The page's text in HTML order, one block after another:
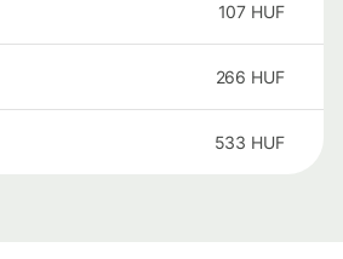
107 HUF
266 HUF
533 HUF